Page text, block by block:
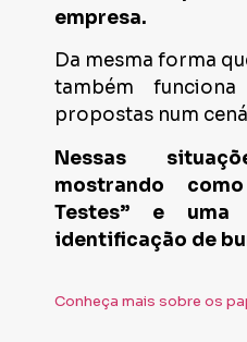
empresa.
Da mesma forma
também
propostas num
Nessas
mostrando
Testes” e uma
identificação de
Conheça mais sobre os